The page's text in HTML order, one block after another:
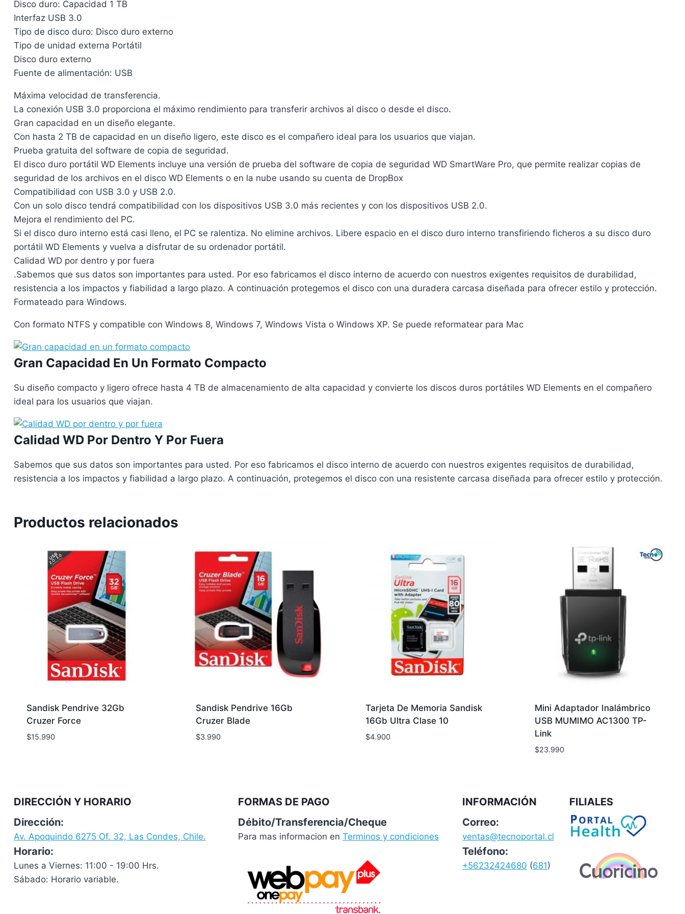
Disco duro: Capacidad 1 TB
Interfaz USB 3.0
Tipo de disco duro: Disco duro externo
Tipo de unidad externa Portátil
Disco duro externo
Fuente de alimentación: USB
Máxima velocidad de transferencia.
La conexión USB 3.0 proporciona el máximo rendimiento para transferir archivos al disco o desde el disco.
Gran capacidad en un diseño elegante.
Con hasta 2 TB de capacidad en un diseño ligero, este disco es el compañero ideal para los usuarios que viajan.
Prueba gratuita del software de copia de seguridad.
El disco duro portátil WD Elements incluye una versión de prueba del software de copia de seguridad WD SmartWare Pro, que permite realizar copias de
seguridad de los archivos en el disco WD Elements o en la nube usando su cuenta de DropBox
Compatibilidad con USB 3.0 y USB 2.0.
Con un solo disco tendrá compatibilidad con los dispositivos USB 3.0 más recientes y con los dispositivos USB 2.0.
Mejora el rendimiento del PC.
Si el disco duro interno está casi lleno, el PC se ralentiza. No elimine archivos. Libere espacio en el disco duro interno transfiriendo ficheros a su disco duro
portátil WD Elements y vuelva a disfrutar de su ordenador portátil.
Calidad WD por dentro y por fuera
.Sabemos que sus datos son importantes para usted. Por eso fabricamos el disco interno de acuerdo con nuestros exigentes requisitos de durabilidad,
resistencia a los impactos y fiabilidad a largo plazo. A continuación protegemos el disco con una duradera carcasa diseñada para ofrecer estilo y protección.
Formateado para Windows.
Con formato NTFS y compatible con Windows 8, Windows 7, Windows Vista o Windows XP. Se puede reformatear para Mac
Gran Capacidad En Un Formato Compacto
Su diseño compacto y ligero ofrece hasta 4 TB de almacenamiento de alta capacidad y convierte los discos duros portátiles WD Elements en el compañero
ideal para los usuarios que viajan.
Calidad WD Por Dentro Y Por Fuera
Sabemos que sus datos son importantes para usted. Por eso fabricamos el disco interno de acuerdo con nuestros exigentes requisitos de durabilidad,
resistencia a los impactos y fiabilidad a largo plazo. A continuación, protegemos el disco con una resistente carcasa diseñada para ofrecer estilo y protección.
Productos relacionados
Sandisk Pendrive 32Gb
Cruzer Force
$15.990
Sandisk Pendrive 16Gb
Cruzer Blade
$3.990
Tarjeta De Memoria Sandisk
16Gb Ultra Clase 10
$4.900
Mini Adaptador Inalámbrico
USB MUMIMO AC1300 TP-
Link
$23.990
DIRECCIÓN Y HORARIO
Dirección:
Av. Apoquindo 6275 Of. 32, Las Condes, Chile.
Horario:
Lunes a Viernes: 11:00 - 19:00 Hrs.
Sábado: Horario variable.
FORMAS DE PAGO
Débito/Transferencia/Cheque
Para mas informacion en Terminos y condiciones
INFORMACIÓN
Correo:
ventas@tecnoportal.cl
Teléfono:
+56232424680 (681)
FILIALES